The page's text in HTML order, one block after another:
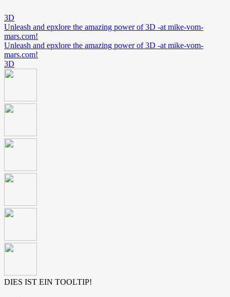
3D
Unleash and epxlore the amazing power of 3D -at mike-vom-
mars.com!
Unleash and epxlore the amazing power of 3D -at mike-vom-
mars.com!
3D
DIES IST EIN TOOLTIP!